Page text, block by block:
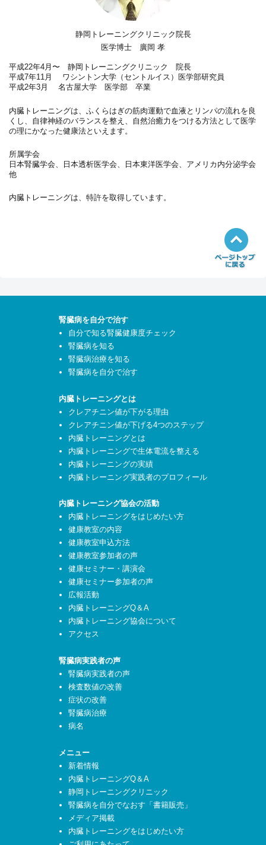
静岡トレーニングクリニック院長
医学博士 廣岡 孝
平成22年4月〜 静岡トレーニングクリニック 院長
平成7年11月 ワシントン大学（セントルイス）医学部研究員
平成2年3月 名古屋大学 医学部 卒業
内臓トレーニングは、ふくらはぎの筋肉運動で血液とリンパの流れを良
くし、自律神経のバランスを整え、自然治癒力をつける方法として医学
の理にかなった健康法といえます。
所属学会
日本腎臓学会、日本透析医学会、日本東洋医学会、アメリカ内分泌学会
他
内臓トレーニングは、特許を取得しています。
腎臓病を自分で治す
自分で知る腎臓健康度チェック
腎臓病を知る
腎臓病治療を知る
腎臓病を自分で治す
内臓トレーニングとは
クレアチニン値が下がる理由
クレアチニン値が下げる4つのステップ
内臓トレーニングとは
内臓トレーニングで生体電流を整える
内臓トレーニングの実績
内臓トレーニング実践者のプロフィール
内臓トレーニング協会の活動
内臓トレーニングをはじめたい方
健康教室の内容
健康教室申込方法
健康教室参加者の声
健康セミナー・講演会
健康セミナー参加者の声
広報活動
内臓トレーニングQ＆A
内臓トレーニング協会について
アクセス
腎臓病実践者の声
腎臓病実践者の声
検査数値の改善
症状の改善
腎臓病治療
病名
メニュー
新着情報
内臓トレーニングQ＆A
静岡トレーニングクリニック
腎臓病を自分でなおす「書籍販売」
メディア掲載
内臓トレーニングをはじめたい方